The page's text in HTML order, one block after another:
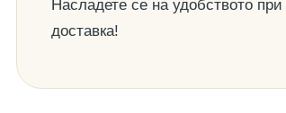
Насладете се на удобството
доставка!